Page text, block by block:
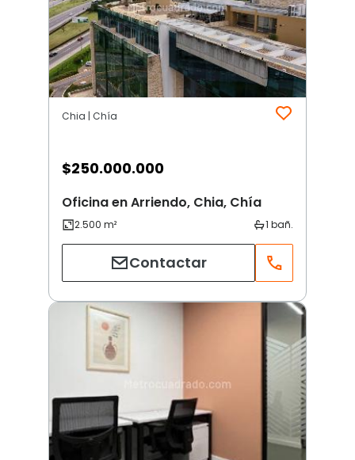
Chia | Chía
$250.000.000
Oficina en Arriendo, Chia, Chía
Contactar